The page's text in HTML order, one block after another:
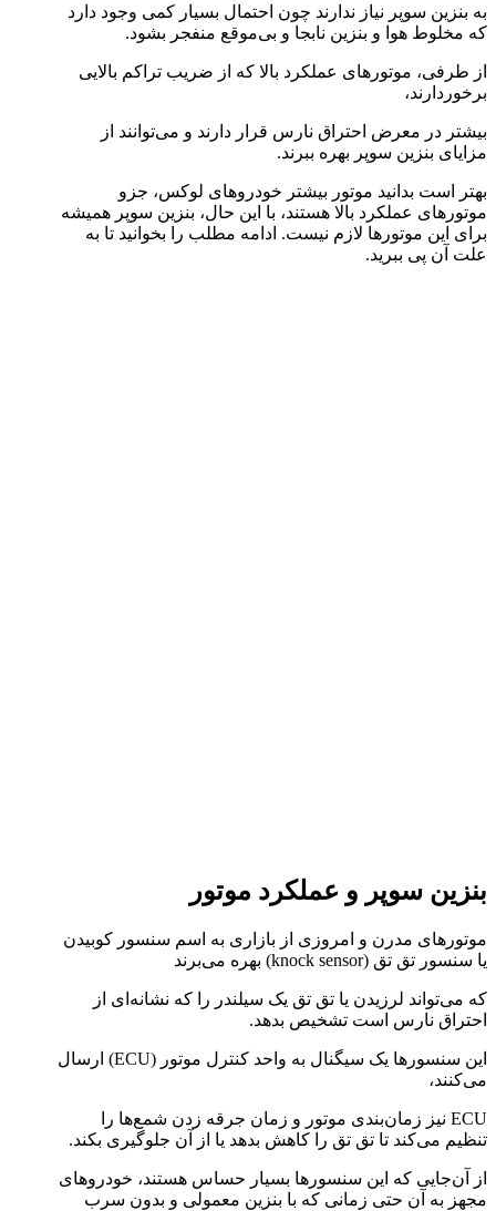
به بنزین سوپر نیاز ندارند چون احتمال بسیار کمی وجود دارد
که مخلوط هوا و بنزین نابجا و بی‌موقع منفجر بشود.
از طرفی، موتورهای عملکرد بالا که از ضریب تراکم بالایی
برخوردارند،
بیشتر در معرض احتراق نارس قرار دارند و می‌توانند از
مزایای بنزین سوپر بهره ببرند.
بهتر است بدانید موتور بیشتر خودروهای لوکس، جزو
موتورهای عملکرد بالا هستند، با این حال، بنزین سوپر همیشه
برای این موتورها لازم نیست. ادامه مطلب را بخوانید تا به
علت آن پی ببرید.
بنزین سوپر و عملکرد موتور
موتورهای مدرن و امروزی از بازاری به اسم سنسور کوبیدن
یا سنسور تق تق (knock sensor) بهره می‌برند
که می‌تواند لرزیدن یا تق تق یک سیلندر را که نشانه‌ای از
احتراق نارس است تشخیص بدهد.
این سنسورها یک سیگنال به واحد کنترل موتور (ECU) ارسال
می‌کنند،
ECU نیز زمان‌بندی موتور و زمان جرقه زدن شمع‌ها را
تنظیم می‌کند تا تق تق را کاهش بدهد یا از آن جلوگیری بکند.
از آن‌جایی که این سنسورها بسیار حساس هستند، خودروهای
مجهز به آن حتی زمانی که با بنزین معمولی و بدون سرب